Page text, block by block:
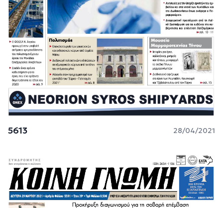
5613 28/04/2021